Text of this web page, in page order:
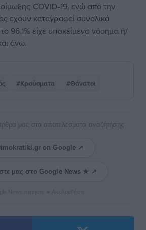
COVID-19, ενώ από την
έχουν καταγραφεί συνολικά
96.1% είχε υποκείμενο νόσημα ή/
άνω.
#Κρούσματα #Θάνατοι
μας στα αποτελέσματα αναζήτησης
on Google ↗
μας στο Google News ★ ↗